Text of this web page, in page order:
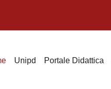
Unipd Portale Didattica